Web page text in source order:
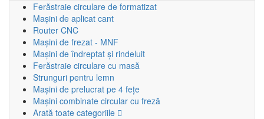
Ferăstraie circulare de formatizat
Mașini de aplicat cant
Router CNC
Mașini de frezat - MNF
Mașini de îndreptat și rindeluit
Ferăstraie circulare cu masă
Strunguri pentru lemn
Mașini de prelucrat pe 4 fețe
Mașini combinate circular cu freză
Arată toate categoriile